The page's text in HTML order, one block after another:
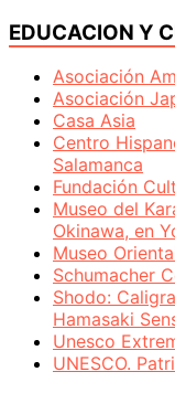
EDUCACION Y
Asociación
Asociación
Casa Asia
Centro
Salamanca
Fundación
Museo del
Okinawa, en
Museo
Schumacher
Shodo:
Hamasaki
Unesco
UNESCO.